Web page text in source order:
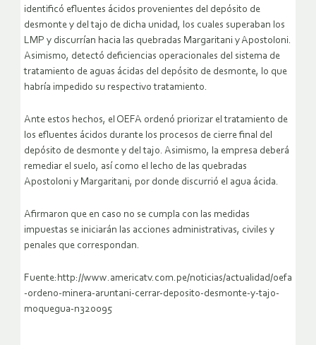
identificó efluentes ácidos provenientes del depósito de
desmonte y del tajo de dicha unidad, los cuales superaban los
LMP y discurrían hacia las quebradas Margaritani y Apostoloni.
Asimismo, detectó deficiencias operacionales del sistema de
tratamiento de aguas ácidas del depósito de desmonte, lo que
habría impedido su respectivo tratamiento.
Ante estos hechos, el OEFA ordenó priorizar el tratamiento de
los efluentes ácidos durante los procesos de cierre final del
depósito de desmonte y del tajo. Asimismo, la empresa deberá
remediar el suelo, así como el lecho de las quebradas
Apostoloni y Margaritani, por donde discurrió el agua ácida.
Afirmaron que en caso no se cumpla con las medidas
impuestas se iniciarán las acciones administrativas, civiles y
penales que correspondan.
Fuente:http://www.americatv.com.pe/noticias/actualidad/oefa
-ordeno-minera-aruntani-cerrar-deposito-desmonte-y-tajo-
moquegua-n320095